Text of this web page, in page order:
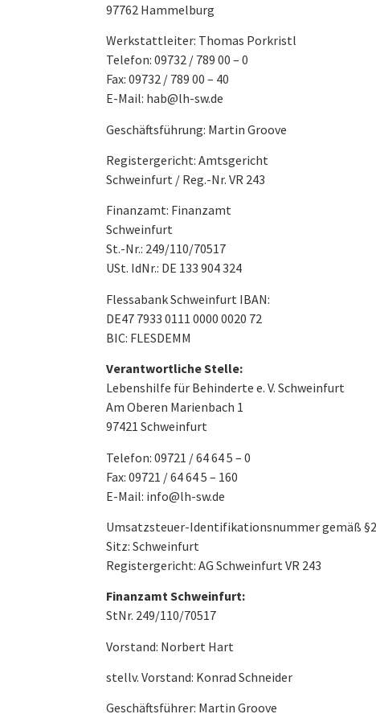
97762 Hammelburg
Werkstattleiter: Thomas Porkristl
Telefon: 09732 / 789 00 – 0
Fax: 09732 / 789 00 – 40
E-Mail: hab@lh-sw.de
Geschäftsführung: Martin Groove
Registergericht: Amtsgericht
Schweinfurt / Reg.-Nr. VR 243
Finanzamt: Finanzamt
Schweinfurt
St.-Nr.: 249/110/70517
USt. IdNr.: DE 133 904 324
Flessabank Schweinfurt IBAN:
DE47 7933 0111 0000 0020 72
BIC: FLESDEMM
Verantwortliche Stelle:
Lebenshilfe für Behinderte e. V. Schweinfurt
Am Oberen Marienbach 1
97421 Schweinfurt
Telefon: 09721 / 64 64 5 – 0
Fax: 09721 / 64 64 5 – 160
E-Mail: info@lh-sw.de
Umsatzsteuer-Identifikationsnummer gemäß
Sitz: Schweinfurt
Registergericht: AG Schweinfurt VR 243
Finanzamt Schweinfurt:
StNr. 249/110/70517
Vorstand: Norbert Hart
stellv. Vorstand: Konrad Schneider
Geschäftsführer: Martin Groove